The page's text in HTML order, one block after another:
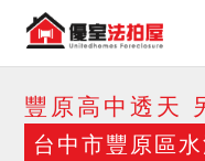
豐原高中透天
台中市豐原區